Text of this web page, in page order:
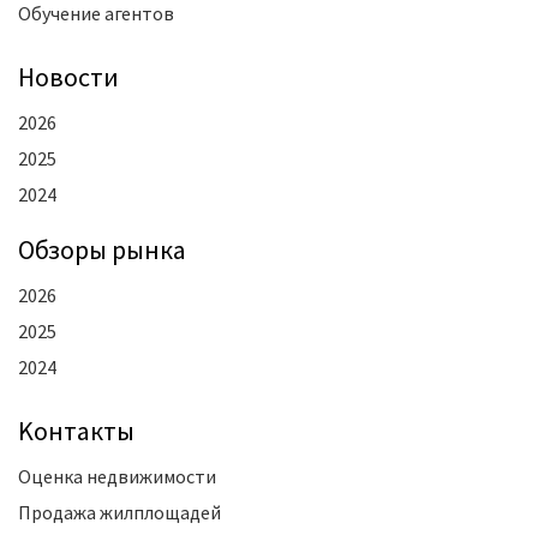
Обучение агентов
Новости
2026
2025
2024
Oбзоры рынка
2026
2025
2024
Kонтакты
Оценка недвижимости
Продажа жилплощадей